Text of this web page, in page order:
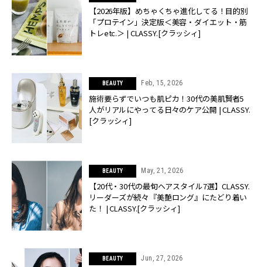
【2026年版】めちゃくちゃ進化してる！目的別
「プロテイン」決定版＜美容・ダイエット・筋
トレetc.＞ | CLASSY.[クラッシィ]
BEAUTY Feb, 15, 2026
施術要らずでいつも肌ピカ！30代の美肌賢者5
人がリアルにやってる日々のケア公開 | CLASSY.
[クラッシィ]
BEAUTY May, 21, 2026
【20代・30代の最旬ヘアスタイル7選】CLASSY.
リーダーズが続々『美艶ロング』にたどり着い
た！ | CLASSY.[クラッシィ]
BEAUTY Jun, 27, 2026